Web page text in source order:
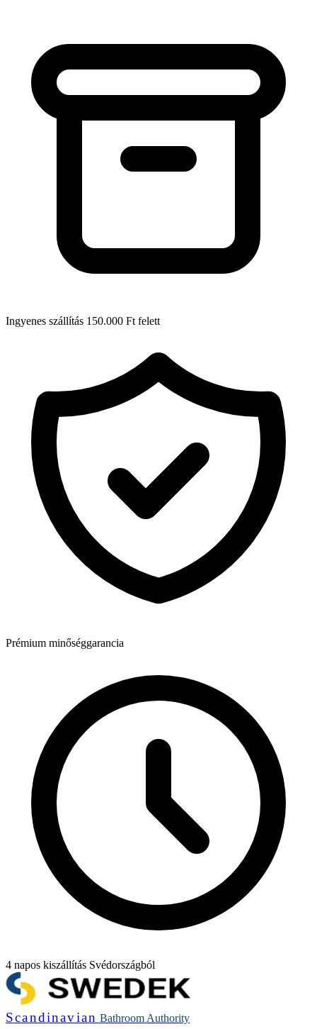
Ingyenes szállítás 150.000 Ft felett
Prémium minőséggarancia
4 napos kiszállítás Svédországból
Scandinavian Bathroom Authority